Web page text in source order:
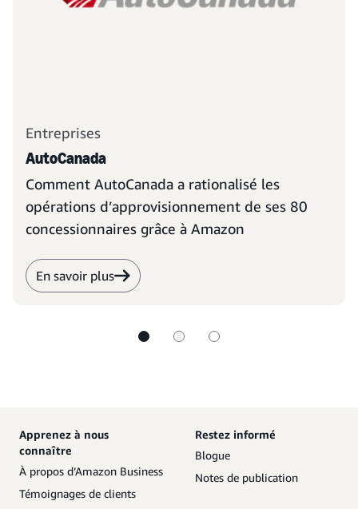
Entreprises
AutoCanada
Comment AutoCanada a rationalisé les
opérations d’approvisionnement de ses 80
concessionnaires grâce à Amazon
En savoir plus
Apprenez à nous
connaître
À propos d’Amazon Business
Témoignages de clients
Restez informé
Blogue
Notes de publication